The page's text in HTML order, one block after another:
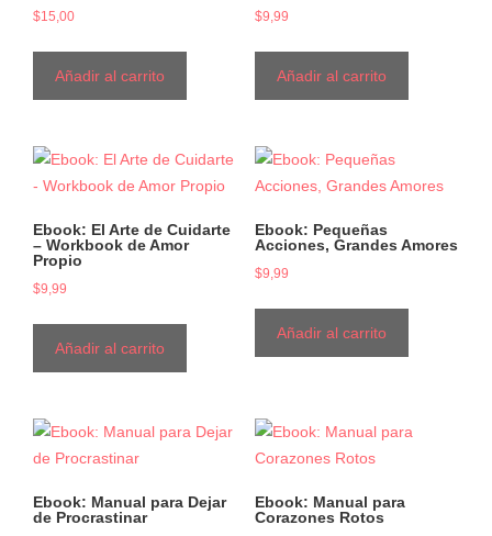
$15,00
Añadir al carrito
$9,99
Añadir al carrito
Ebook: El Arte de Cuidarte
– Workbook de Amor
Propio
$9,99
Añadir al carrito
Ebook: Pequeñas
Acciones, Grandes Amores
$9,99
Añadir al carrito
Ebook: Manual para Dejar
de Procrastinar
Ebook: Manual para
Corazones Rotos